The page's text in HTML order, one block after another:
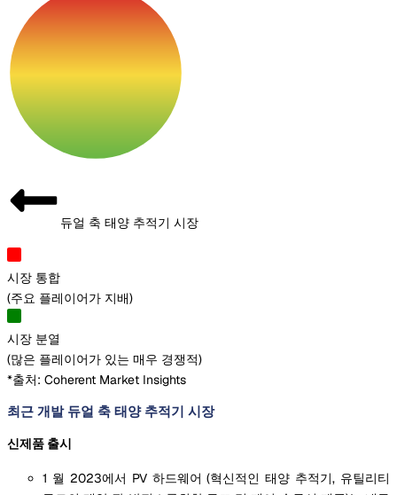
듀얼 축 태양 추적기 시장
시장 통합
(주요 플레이어가 지배)
시장 분열
(많은 플레이어가 있는 매우 경쟁적)
*출처: Coherent Market Insights
최근 개발 듀얼 축 태양 추적기 시장
신제품 출시
1 월 2023에서 PV 하드웨어 (혁신적인 태양 추적기, 유틸리티